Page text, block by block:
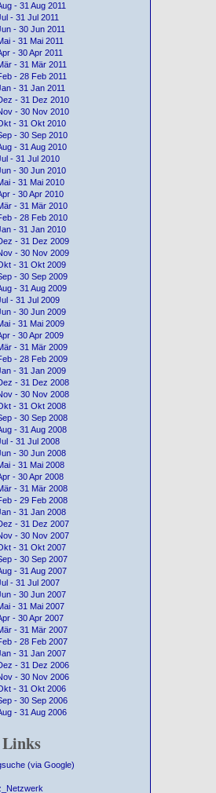
- 31 Aug 2011
- 31 Jul 2011
- 30 Jun 2011
- 31 Mai 2011
- 30 Apr 2011
- 31 Mär 2011
- 28 Feb 2011
- 31 Jan 2011
- 31 Dez 2010
- 30 Nov 2010
- 31 Okt 2010
- 30 Sep 2010
- 31 Aug 2010
- 31 Jul 2010
- 30 Jun 2010
- 31 Mai 2010
- 30 Apr 2010
- 31 Mär 2010
- 28 Feb 2010
- 31 Jan 2010
- 31 Dez 2009
- 30 Nov 2009
- 31 Okt 2009
- 30 Sep 2009
- 31 Aug 2009
- 31 Jul 2009
- 30 Jun 2009
- 31 Mai 2009
- 30 Apr 2009
- 31 Mär 2009
- 28 Feb 2009
- 31 Jan 2009
- 31 Dez 2008
- 30 Nov 2008
- 31 Okt 2008
- 30 Sep 2008
- 31 Aug 2008
- 31 Jul 2008
- 30 Jun 2008
- 31 Mai 2008
- 30 Apr 2008
- 31 Mär 2008
- 29 Feb 2008
- 31 Jan 2008
- 31 Dez 2007
- 30 Nov 2007
- 31 Okt 2007
- 30 Sep 2007
- 31 Aug 2007
- 31 Jul 2007
- 30 Jun 2007
- 31 Mai 2007
- 30 Apr 2007
- 31 Mär 2007
- 28 Feb 2007
- 31 Jan 2007
- 31 Dez 2006
- 30 Nov 2006
- 31 Okt 2006
- 30 Sep 2006
- 31 Aug 2006
Links
(via Google)